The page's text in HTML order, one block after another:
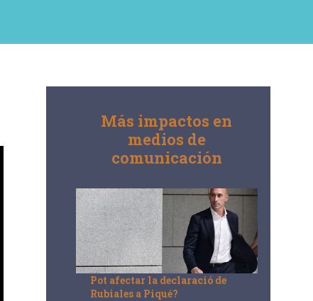
Más impactos en
medios de
comunicación
Pot afectar la declaració de
Rubiales a Piqué?